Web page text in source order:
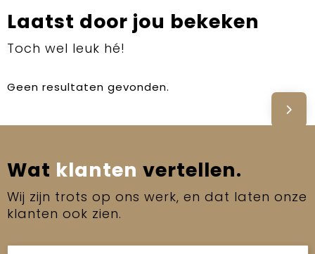
Laatst door jou bekeken
Toch wel leuk hé!
Geen resultaten gevonden.
Wat klanten vertellen.
Wij zijn trots op ons werk, en dat laten onze
klanten ook zien.